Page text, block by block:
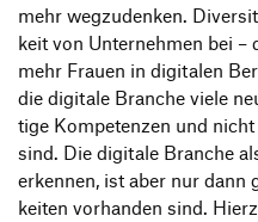
mehr wegzu­denken.
keit von Unter­nehmen bei –
mehr Frauen in digi­talen
die digi­tale Branche viele
tige Kompe­tenzen und
sind. Die digi­tale Branche
erkennen, ist aber nur dann
keiten vorhanden sind.